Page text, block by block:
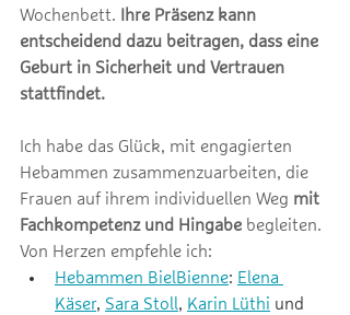
Wochenbett.
Ihre Präsenz kann
entscheidend dazu beitragen, dass eine
Geburt in Sicherheit und Vertrauen
stattfindet.
Ich habe das Glück, mit engagierten
Hebammen zusammenzuarbeiten, die
Frauen auf ihrem individuellen Weg mit
Fachkompetenz und Hingabe begleiten.
Von Herzen empfehle ich:
Hebammen BielBienne: Elena
Käser, Sara Stoll, Karin Lüthi und